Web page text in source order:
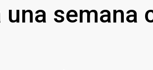
semana